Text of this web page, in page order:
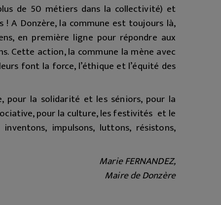
de 50 métiers dans la collectivité) et
A Donzère, la commune est toujours là,
en première ligne pour répondre aux
Cette action, la commune la mène avec
font la force, l’éthique et l’équité des
pour la solidarité et les séniors, pour la
pour la culture, les festivités et le
impulsons, luttons, résistons,
Marie FERNANDEZ,
Maire de Donzère